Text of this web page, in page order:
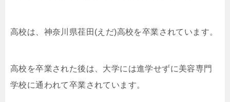
高校は、神奈川県荏田(えだ)高校を卒業されています。
高校を卒業された後は、大学には進学せずに美容専門
学校に通われて卒業されています。